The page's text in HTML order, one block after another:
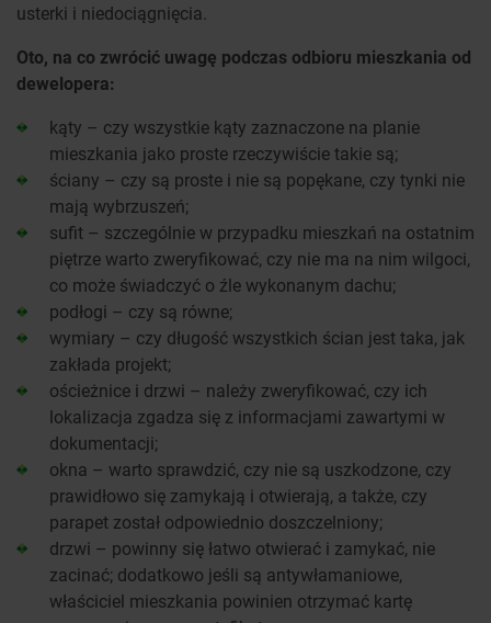
usterki i niedociągnięcia.
Oto, na co zwrócić uwagę podczas odbioru mieszkania od
dewelopera:
kąty – czy wszystkie kąty zaznaczone na planie
mieszkania jako proste rzeczywiście takie są;
ściany – czy są proste i nie są popękane, czy tynki nie
mają wybrzuszeń;
sufit – szczególnie w przypadku mieszkań na ostatnim
piętrze warto zweryfikować, czy nie ma na nim wilgoci,
co może świadczyć o źle wykonanym dachu;
podłogi – czy są równe;
wymiary – czy długość wszystkich ścian jest taka, jak
zakłada projekt;
ościeżnice i drzwi – należy zweryfikować, czy ich
lokalizacja zgadza się z informacjami zawartymi w
dokumentacji;
okna – warto sprawdzić, czy nie są uszkodzone, czy
prawidłowo się zamykają i otwierają, a także, czy
parapet został odpowiednio doszczelniony;
drzwi – powinny się łatwo otwierać i zamykać, nie
zacinać; dodatkowo jeśli są antywłamaniowe,
właściciel mieszkania powinien otrzymać kartę